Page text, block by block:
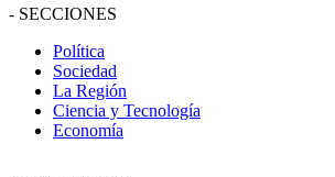
- SECCIONES
Política
Sociedad
La Región
Ciencia y Tecnología
Economía